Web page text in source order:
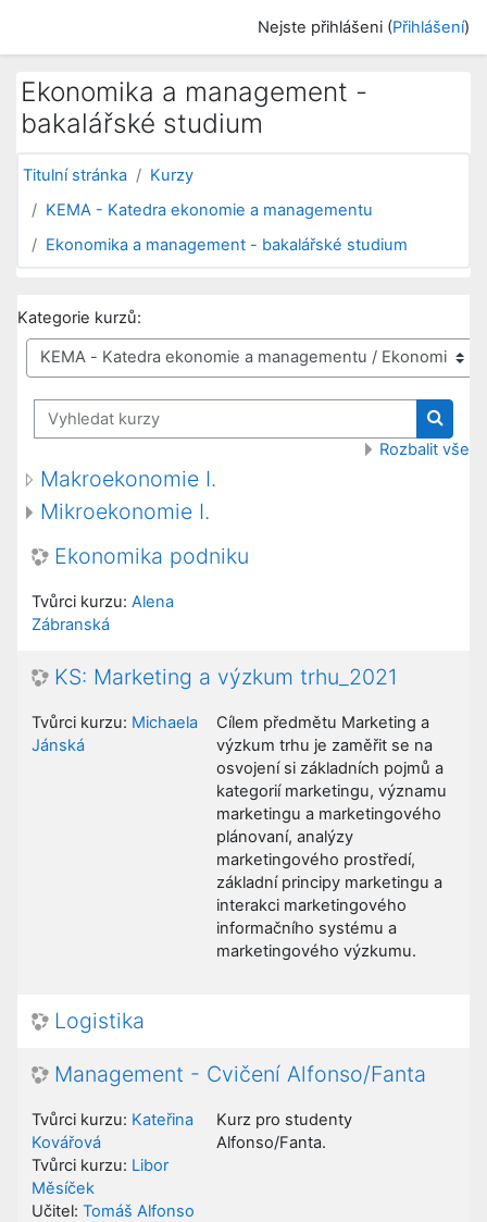
Nejste přihlášeni (Přihlášení)
Ekonomika a management -
bakalářské studium
Titulní stránka
Kurzy
KEMA - Katedra ekonomie a managementu
Ekonomika a management - bakalářské studium
Kategorie kurzů:
Vyhledat kurzy
Rozbalit vše
Makroekonomie I.
Mikroekonomie I.
Ekonomika podniku
Tvůrci kurzu: Alena
Zábranská
KS: Marketing a výzkum trhu_2021
Cílem předmětu Marketing a
výzkum trhu je zaměřit se na
osvojení si základních pojmů a
kategorií marketingu, významu
marketingu a marketingového
plánovaní, analýzy
marketingového prostředí,
základní principy marketingu a
interakci marketingového
informačního systému a
marketingového výzkumu.
Tvůrci kurzu: Michaela
Jánská
Logistika
Management - Cvičení Alfonso/Fanta
Kurz pro studenty
Alfonso/Fanta.
Tvůrci kurzu: Kateřina
Kovářová
Tvůrci kurzu: Libor
Měsíček
Učitel: Tomáš Alfonso